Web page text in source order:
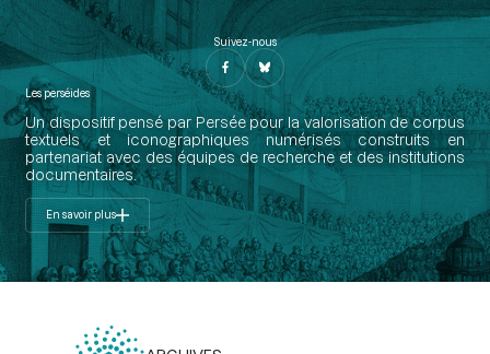
Suivez-nous
Les perséides
Un dispositif pensé par Persée pour la valorisation de corpus
textuels et iconographiques numérisés construits en
partenariat avec des équipes de recherche et des institutions
documentaires.
En savoir plus